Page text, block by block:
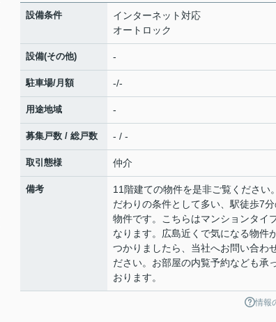
設備条件
インターネット対応
オートロック
設備(その他) -
駐車場/月額 -/-
用途地域 -
募集戸数 / 総戸数 - / -
取引態様 仲介
備考
11階建ての物件を是非ご覧ください
だわりの条件として多い、駅徒歩7
物件です。こちらはマンションタイ
なります。広島近くで気になる物件
つかりましたら、当社へお問い合わ
ださい。お部屋の内覧予約なども承
おります。
情報